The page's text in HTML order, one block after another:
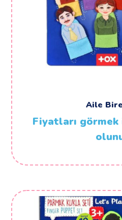
Aile
Fiyatları